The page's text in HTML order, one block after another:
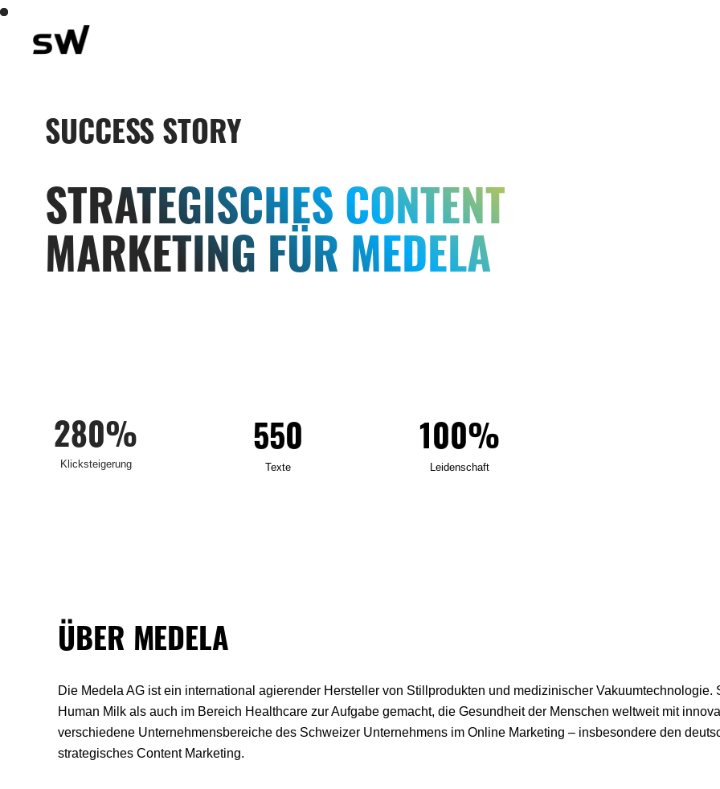
SUCCESS STORY
STRATEGISCHES CONTENT
MARKETING FÜR MEDELA
280%
Klicksteigerung
550
Texte
100%
Leidenschaft
ÜBER MEDELA
Die Medela AG ist ein international agierender Hersteller von Stillprodukten und medizinischer
Human Milk als auch im Bereich Healthcare zur Aufgabe gemacht, die Gesundheit der Menschen weltweit mit
verschiedene Unternehmensbereiche des Schweizer Unternehmens im Online Marketing – insbesondere den
strategisches Content Marketing.